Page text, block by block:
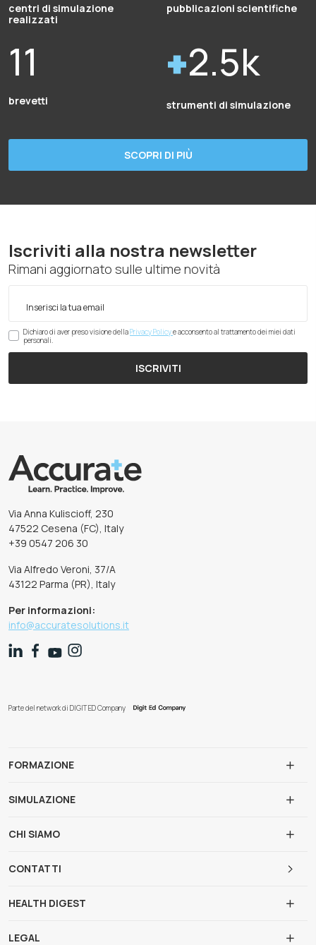
centri di simulazione
realizzati
pubblicazioni scientifiche
11
brevetti
2.5k
strumenti di simulazione
SCOPRI DI PIÙ
Iscriviti alla nostra newsletter
Rimani aggiornato sulle ultime novità
Dichiaro di aver preso visione dellaPrivacy Policye acconsento al trattamento dei miei dati
personali.
ISCRIVITI
Via Anna Kuliscioff, 230
47522 Cesena (FC), Italy
+39 0547 206 30
Via Alfredo Veroni, 37/A
43122 Parma (PR), Italy
Per informazioni:
info@accuratesolutions.it
Parte del network di DIGIT ED Company
FORMAZIONE
SIMULAZIONE
CHI SIAMO
CONTATTI
HEALTH DIGEST
LEGAL